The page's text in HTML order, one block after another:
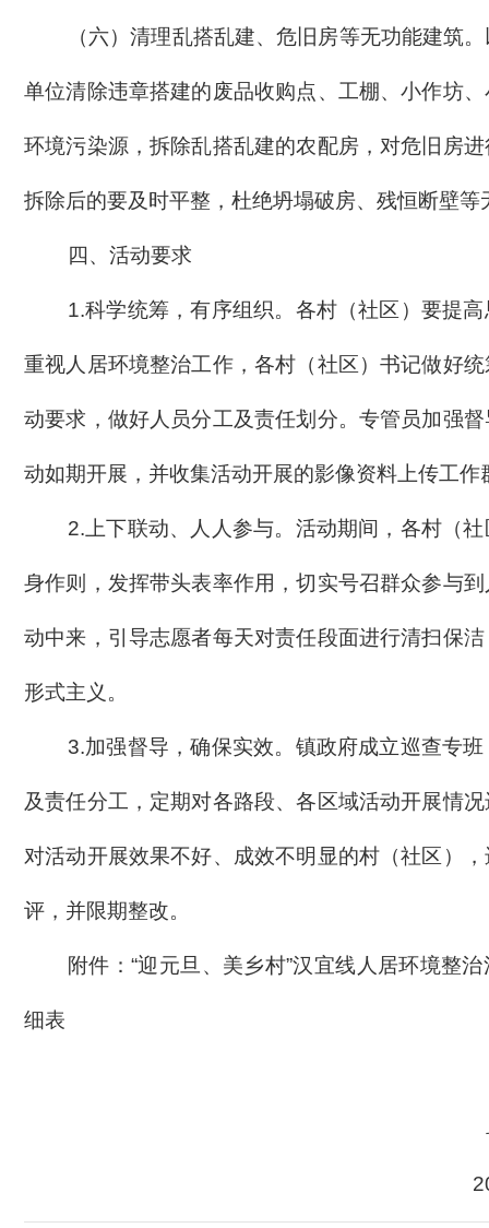
（六）清理乱搭乱建、危旧房等无功能建筑。
单位清除违章搭建的废品收购点、工棚、小作坊
环境污染源，拆除乱搭乱建的农配房，对危旧房
拆除后的要及时平整，杜绝坍塌破房、残恒断壁等
四、活动要求
1.科学统筹，有序组织。 各村（社区）要提
重视人居环境整治工作，各村（社区）书记做好
动要求，做好人员分工及责任划分。专管员加强
动如期开展，并收集活动开展的影像资料上传工作
2. 上下联动、人人参与。 活动期间，各村（
身作则，发挥带头表率作用，切实号召群众参与
动中来，引导志愿者每天对责任段面进行清扫保
形式主义。
3.加强督导，确保实效。 镇政府成立巡查专
及责任分工，定期对各路段、各区域活动开展情
对活动开展效果不好、成效不明显的村（社区）
评，并限期整改。
附件：“迎元旦、美乡村”汉宜线人居环境整治
细表